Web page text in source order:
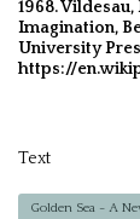
1968.
Imagination,
University
https://
Text
Golden Sea - A